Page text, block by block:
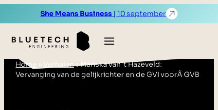
She Means Business | 10 september
Home » Verhalen»Mariska van ‘t Hazeveld:
Vervanging van de gelijkrichter en de GVI voorÂ GVB